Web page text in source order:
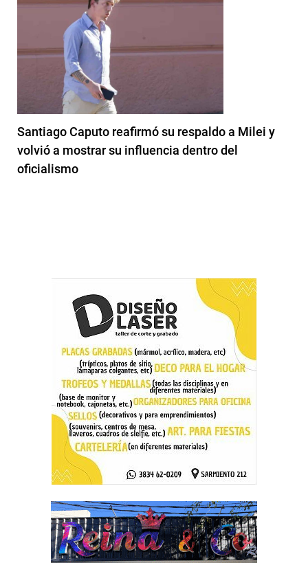
Santiago Caputo reafirmó su respaldo a Milei y
volvió a mostrar su influencia dentro del
oficialismo